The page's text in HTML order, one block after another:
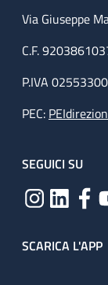
Via Giuseppe
C.F.
P.IVA
PEC:
SEGUICI SU
SCARICA L'APP